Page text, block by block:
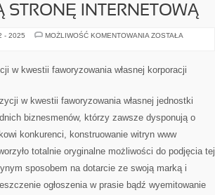
INTERNETOWĄ
- 2025 MOŻLIWOŚĆ KOMENTOWANIA W
ZAKŁADA
INTERNETOWĄ
ZOSTAŁA
w kwestii faworyzowania własnej korporacji
w kwestii faworyzowania własnej jednostki
biznesmenów, którzy zawsze dysponują o
konkurenci, konstruowanie witryn www
totalnie oryginalne możliwości do podjęcia tej
sposobem na dotarcie ze swoją marką i
ogłoszenia w prasie bądź wyemitowanie